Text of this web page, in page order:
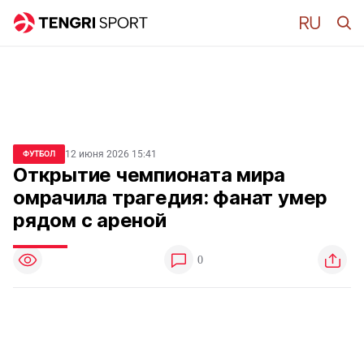
ФУТБОЛ 12 июня 2026 15:41
Открытие чемпионата мира
омрачила трагедия: фанат умер
рядом с ареной
0